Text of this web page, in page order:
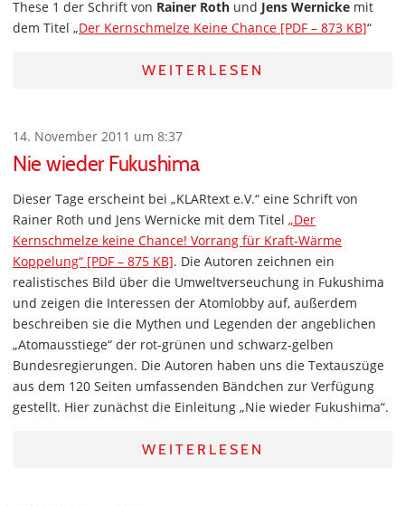
These 1 der Schrift von Rainer Roth und Jens Wernicke mit
dem Titel „Der Kernschmelze Keine Chance [PDF – 873 KB]“
WEITERLESEN
14. November 2011 um 8:37
Nie wieder Fukushima
Dieser Tage erscheint bei „KLARtext e.V.“ eine Schrift von
Rainer Roth und Jens Wernicke mit dem Titel „Der
Kernschmelze keine Chance! Vorrang für Kraft-Wärme
Koppelung“ [PDF – 875 KB]. Die Autoren zeichnen ein
realistisches Bild über die Umweltverseuchung in Fukushima
und zeigen die Interessen der Atomlobby auf, außerdem
beschreiben sie die Mythen und Legenden der angeblichen
„Atomausstiege“ der rot-grünen und schwarz-gelben
Bundesregierungen. Die Autoren haben uns die Textauszüge
aus dem 120 Seiten umfassenden Bändchen zur Verfügung
gestellt. Hier zunächst die Einleitung „Nie wieder Fukushima“.
WEITERLESEN